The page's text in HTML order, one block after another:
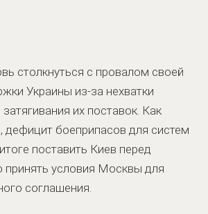
столкнуться с провалом своей
Украины из-за нехватки
их поставок. Как
дефицит боеприпасов для систем
поставить Киев перед
условия Москвы для
соглашения.